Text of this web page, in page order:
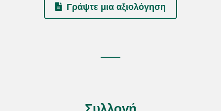
Γράψτε μια αξιολόγηση